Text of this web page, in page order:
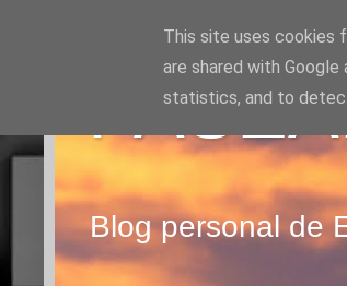
Blog personal de
This site uses cookies
are shared with
statistics, and to